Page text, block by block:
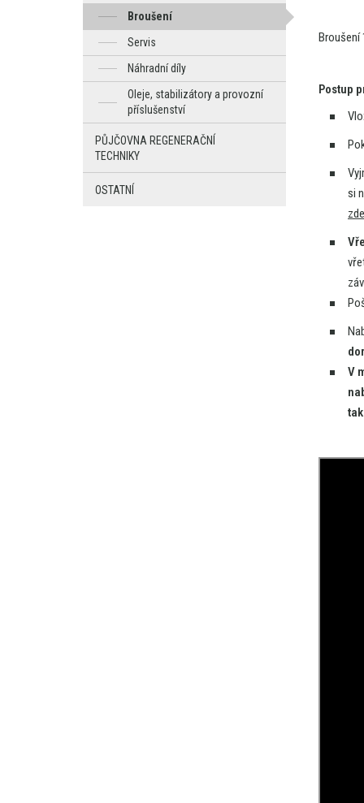
Broušení
Postup
si
zde
V
Broušení
Servis
Náhradní díly
Oleje, stabilizátory a provozní
příslušenství
PŮJČOVNA REGENERAČNÍ
TECHNIKY
OSTATNÍ